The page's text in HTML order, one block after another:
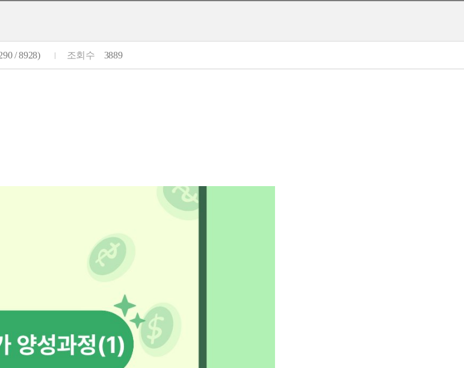
/ 8928) 조회수 3889